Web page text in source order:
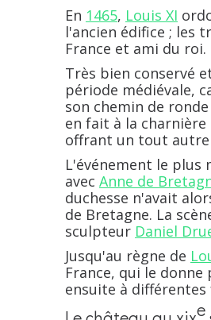
En 1465, Louis XI
l'ancien édifice ; les
France et ami du roi.
Très bien conservé
période médiévale,
son chemin de
en fait à la charnière
offrant un tout autre
L'événement le plus
avec Anne de
duchesse n'avait
de Bretagne. La
sculpteur Daniel
Jusqu'au règne de
France, qui le
ensuite à différentes
e